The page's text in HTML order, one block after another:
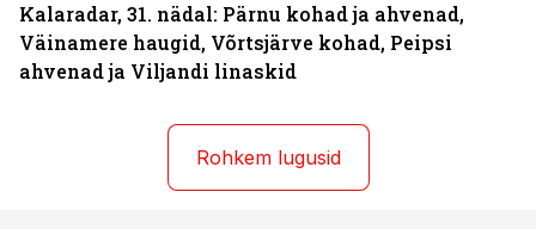
Kalaradar, 31. nädal: Pärnu kohad ja ahvenad,
Väinamere haugid, Võrtsjärve kohad, Peipsi
ahvenad ja Viljandi linaskid
Rohkem lugusid